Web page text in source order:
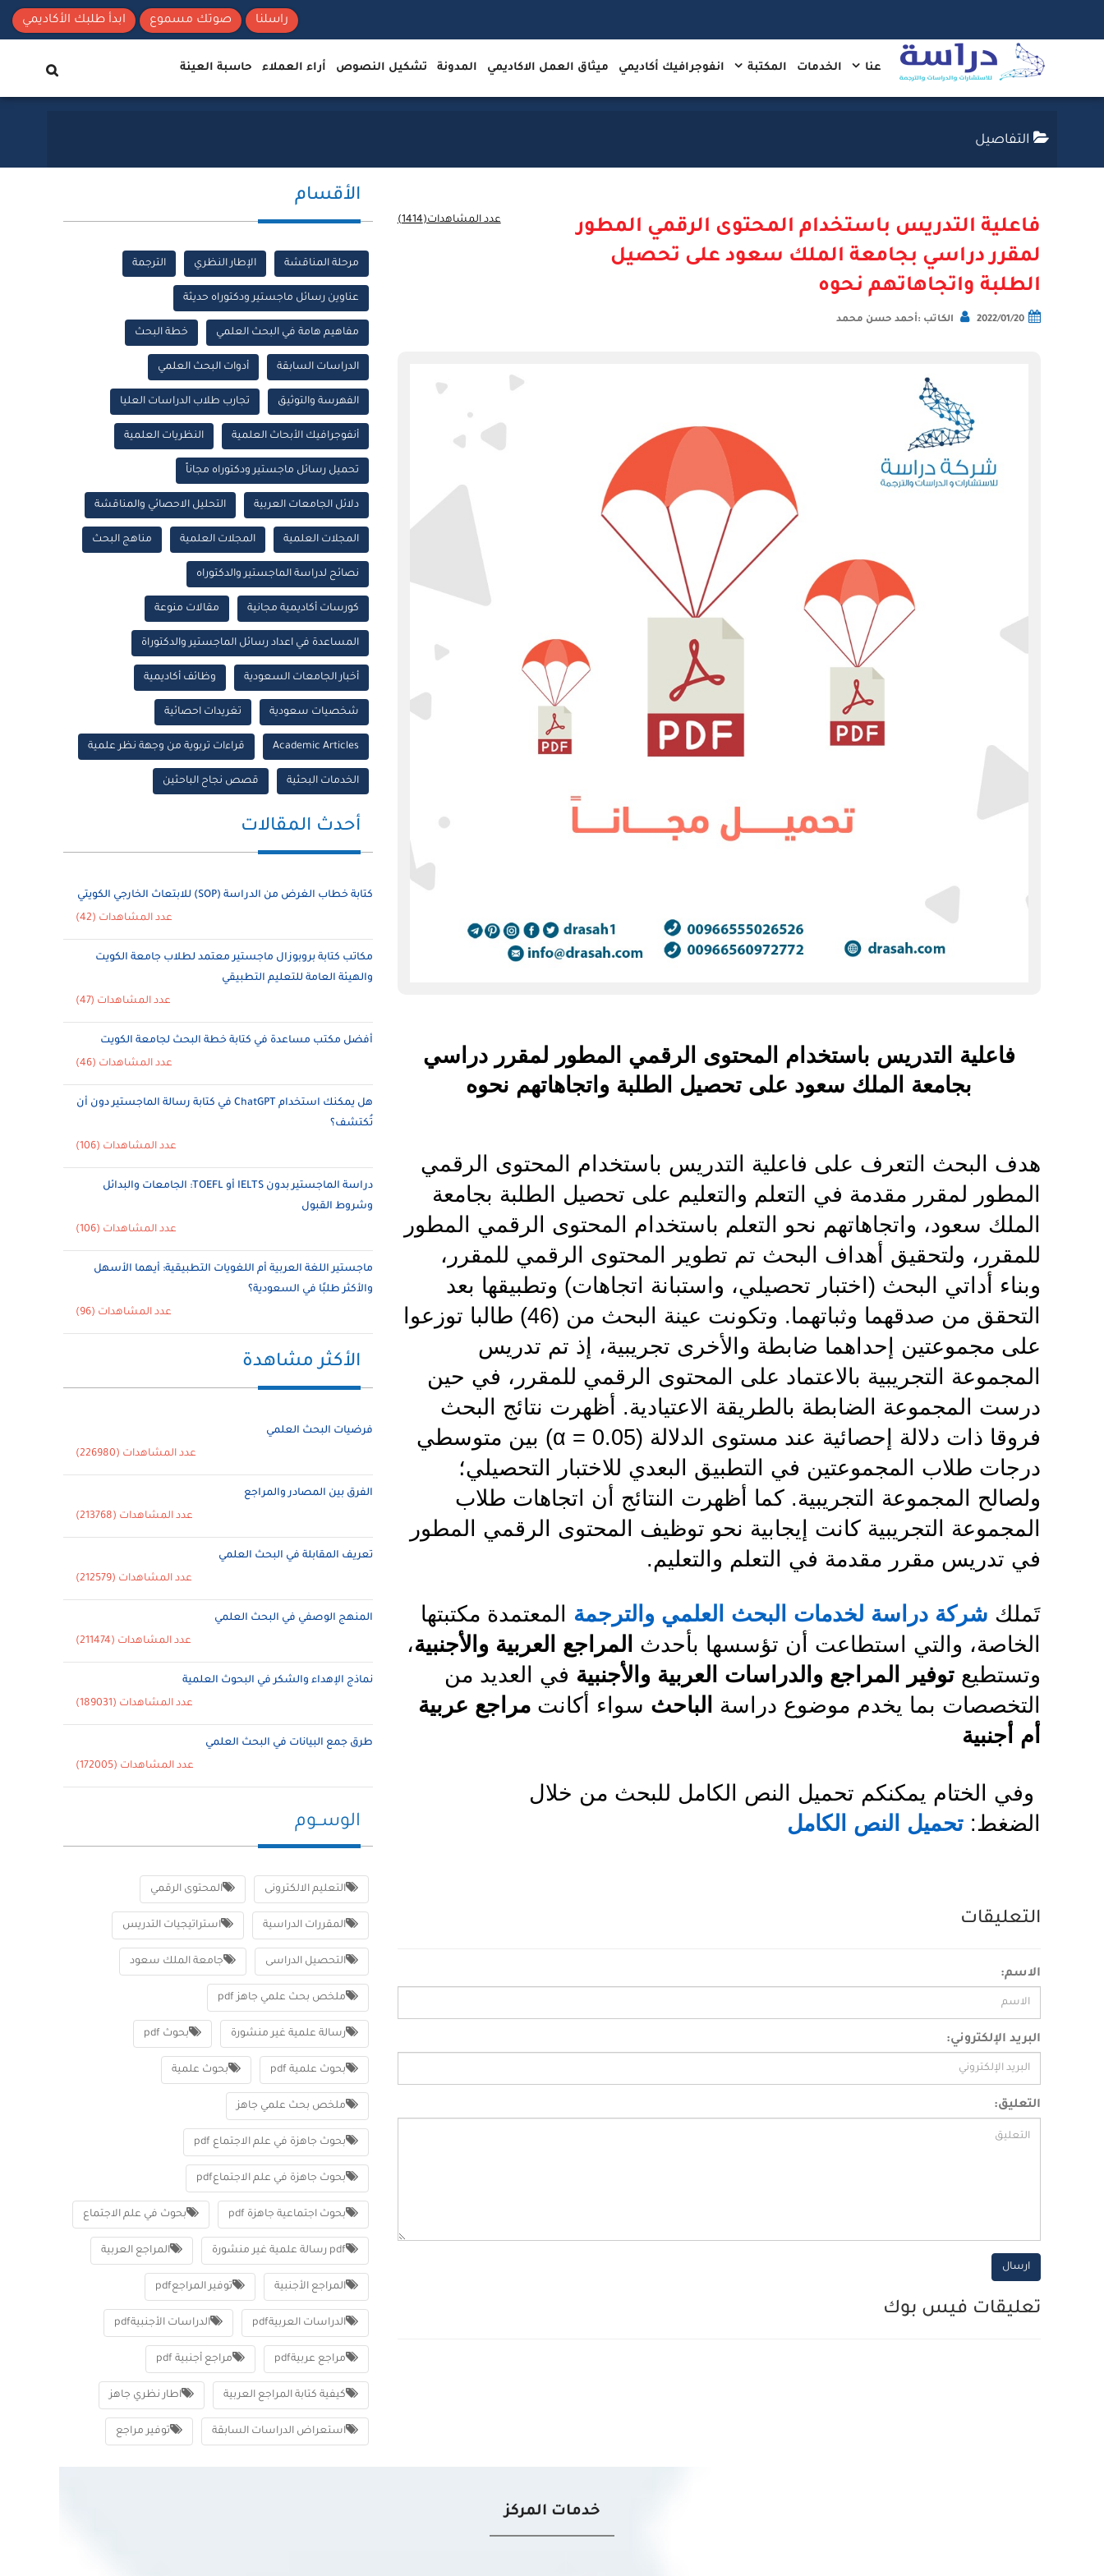
ابدأ طلبك الأكاديمي صوتك مسموع راسلنا
عنا الخدمات المكتبة انفوجرافيك أكاديمي ميثاق العمل الاكاديمي المدونة تشكيل النصوص أراء العملاء حاسبة العينة
التفاصيل
فاعلية التدريس باستخدام المحتوى الرقمي المطور
لمقرر دراسي بجامعة الملك سعود على تحصيل
الطلبة واتجاهاتهم نحوه
2022/01/20 الكاتب :أحمد حسن محمد
عدد المشاهدات(1414)
فاعلية التدريس باستخدام المحتوى الرقمي المطور لمقرر دراسي
بجامعة الملك سعود على تحصيل الطلبة واتجاهاتهم نحوه
هدف البحث التعرف على فاعلية التدريس باستخدام المحتوى الرقمي
المطور لمقرر مقدمة في التعلم والتعليم على تحصيل الطلبة بجامعة
الملك سعود، واتجاهاتهم نحو التعلم باستخدام المحتوى الرقمي المطور
للمقرر، ولتحقيق أهداف البحث تم تطوير المحتوى الرقمي للمقرر،
وبناء أداتي البحث (اختبار تحصيلي، واستبانة اتجاهات) وتطبيقها بعد
التحقق من صدقهما وثباتهما. وتكونت عينة البحث من (46) طالبا توزعوا
على مجموعتين إحداهما ضابطة والأخرى تجريبية، إذ تم تدريس
المجموعة التجريبية بالاعتماد على المحتوى الرقمي للمقرر، في حين
درست المجموعة الضابطة بالطريقة الاعتيادية. أظهرت نتائج البحث
فروقا ذات دلالة إحصائية عند مستوى الدلالة (α = 0.05) بين متوسطي
درجات طلاب المجموعتين في التطبيق البعدي للاختبار التحصيلي؛
ولصالح المجموعة التجريبية. كما أظهرت النتائج أن اتجاهات طلاب
المجموعة التجريبية كانت إيجابية نحو توظيف المحتوى الرقمي المطور
في تدريس مقرر مقدمة في التعلم والتعليم.
تَملك شركة دراسة لخدمات البحث العلمي والترجمة المعتمدة مكتبتها
الخاصة، والتي استطاعت أن تؤسسها بأحدث المراجع العربية والأجنبية،
وتستطيع توفير المراجع والدراسات العربية والأجنبية في العديد من
التخصصات بما يخدم موضوع دراسة
الباحث سواء أكانت مراجع عربية
أم أجنبية
وفي الختام يمكنكم تحميل النص الكامل للبحث من خلال
الضغط: تحميل النص الكامل
التعليقات
الاسم:
البريد الإلكتروني:
التعليق:
ارسال
تعليقات فيس بوك
الأقسام
مرحلة المناقشة الإطار النظري الترجمة
عناوين رسائل ماجستير ودكتوراه حديثة
مفاهيم هامة في البحث العلمي خطة البحث
الدراسات السابقة أدوات البحث العلمي
الفهرسة والتوثيق تجارب طلاب الدراسات العليا
أنفوجرافيك الأبحاث العلمية النظريات العلمية
تحميل رسائل ماجستير ودكتوراه مجاناً
دلائل الجامعات العربية التحليل الاحصائي والمناقشة
المجلات العلمية المجلات العلمية مناهج البحث
نصائح لدراسة الماجستير والدكتوراه
كورسات أكاديمية مجانية مقالات منوعة
المساعدة في اعداد رسائل الماجستير والدكتوراة
أخبار الجامعات السعودية وظائف أكاديمية
شخصيات سعودية تغريدات احصائية
Academic Articles قراءات تربوية من وجهة نظر علمية
الخدمات البحثية قصص نجاح الباحثين
أحدث المقالات
كتابة خطاب الغرض من الدراسة (SOP) للابتعاث الخارجي الكويتي
عدد المشاهدات (42)
مكاتب كتابة بروبوزال ماجستير معتمد لطلاب جامعة الكويت
والهيئة العامة للتعليم التطبيقي
عدد المشاهدات (47)
أفضل مكتب مساعدة في كتابة خطة البحث لجامعة الكويت
عدد المشاهدات (46)
هل يمكنك استخدام ChatGPT في كتابة رسالة الماجستير دون أن
تُكتشف؟
عدد المشاهدات (106)
دراسة الماجستير بدون IELTS أو TOEFL: الجامعات والبدائل
وشروط القبول
عدد المشاهدات (106)
ماجستير اللغة العربية أم اللغويات التطبيقية: أيهما الأسهل
والأكثر طلبًا في السعودية؟
عدد المشاهدات (96)
الأكثر مشاهدة
فرضيات البحث العلمي
عدد المشاهدات (226980)
الفرق بين المصادر والمراجع
عدد المشاهدات (213768)
تعريف المقابلة في البحث العلمي
عدد المشاهدات (212579)
المنهج الوصفي في البحث العلمي
عدد المشاهدات (211474)
نماذج الإهداء والشكر في البحوث العلمية
عدد المشاهدات (189031)
طرق جمع البيانات في البحث العلمي
عدد المشاهدات (172005)
الوســوم
التعليم الالكترونى المحتوى الرقمي
المقررات الدراسية استراتيجيات التدريس
التحصيل الدراسى جامعة الملك سعود
ملخص بحث علمي جاهز pdf
رسالة علمية غير منشورة بحوث pdf
بحوث علمية pdf بحوث علمية
ملخص بحث علمي جاهز
بحوث جاهزة في علم الاجتماع pdf
بحوث جاهزة في علم الاجتماعpdf
بحوث اجتماعية جاهزة pdf بحوث في علم الاجتماع
pdf رسالة علمية غير منشورة المراجع العربية
المراجع الأجنبية توفير المراجعpdf
الدراسات العربيةpdf الدراسات الأجنبيةpdf
مراجع عربيةpdf مراجع أجنبية pdf
كيفية كتابة المراجع العربية اطار نظري جاهز
استعراض الدراسات السابقة توفير مراجع
خدمات المركز